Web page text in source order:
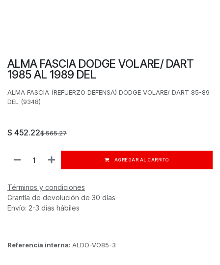
ALMA FASCIA DODGE VOLARE/ DART
1985 AL 1989 DEL
ALMA FASCIA (REFUERZO DEFENSA) DODGE VOLARE/ DART 85-89
DEL (9348)
$ 452.22$565.27
AGREGAR AL CARRITO
Términos y condiciones
Grantía de devolución de 30 días
Envío: 2-3 días hábiles
Referencia interna: ALDO-VO85-3